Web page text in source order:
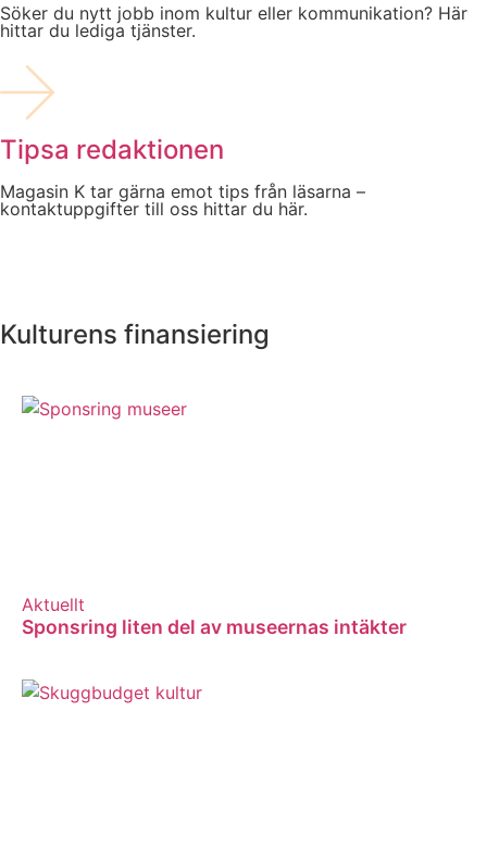
Söker du nytt jobb inom kultur eller kommunikation? Här
hittar du lediga tjänster.
Tipsa redaktionen
Magasin K tar gärna emot tips från läsarna –
kontaktuppgifter till oss hittar du här.
Kulturens finansiering
Aktuellt
Sponsring liten del av museernas intäkter